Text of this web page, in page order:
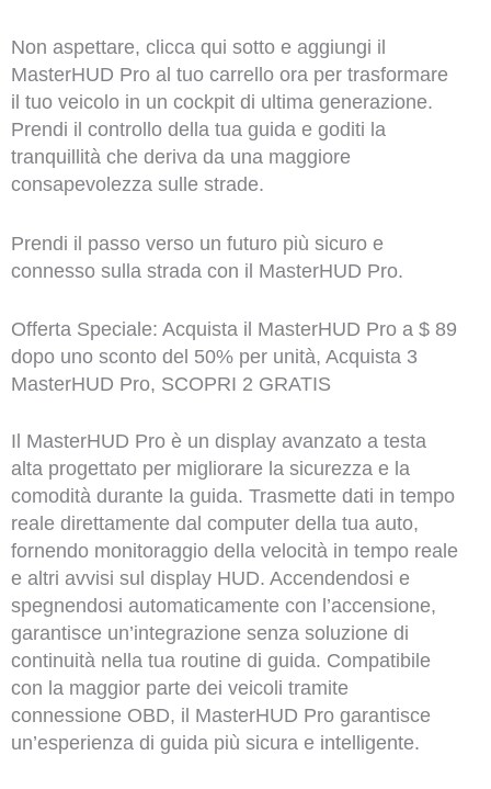
Non aspettare, clicca qui sotto e aggiungi il
MasterHUD Pro al tuo carrello ora per trasformare
il tuo veicolo in un cockpit di ultima generazione.
Prendi il controllo della tua guida e goditi la
tranquillità che deriva da una maggiore
consapevolezza sulle strade.
Prendi il passo verso un futuro più sicuro e
connesso sulla strada con il MasterHUD Pro.
Offerta Speciale: Acquista il MasterHUD Pro a $ 89
dopo uno sconto del 50% per unità, Acquista 3
MasterHUD Pro, SCOPRI 2 GRATIS
Il MasterHUD Pro è un display avanzato a testa
alta progettato per migliorare la sicurezza e la
comodità durante la guida. Trasmette dati in tempo
reale direttamente dal computer della tua auto,
fornendo monitoraggio della velocità in tempo reale
e altri avvisi sul display HUD. Accendendosi e
spegnendosi automaticamente con l’accensione,
garantisce un’integrazione senza soluzione di
continuità nella tua routine di guida. Compatibile
con la maggior parte dei veicoli tramite
connessione OBD, il MasterHUD Pro garantisce
un’esperienza di guida più sicura e intelligente.